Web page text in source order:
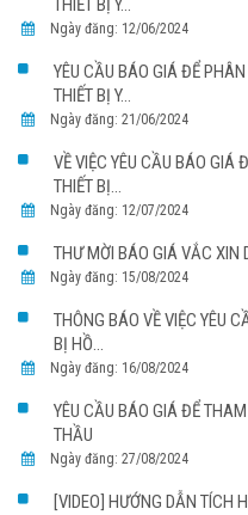
Ngày đăng: 12/06/2024
YÊU CẦU BÁO GIÁ ĐỂ
THIẾT BỊ Y...
Ngày đăng: 21/06/2024
VỀ VIỆC YÊU CẦU BÁO GIÁ
THIẾT BỊ...
Ngày đăng: 12/07/2024
THƯ MỜI BÁO GIÁ VẮC XIN
Ngày đăng: 15/08/2024
THÔNG BÁO VỀ VIỆC YÊU
BỊ HỒ...
Ngày đăng: 16/08/2024
YÊU CẦU BÁO GIÁ ĐỂ
THẦU
Ngày đăng: 27/08/2024
[VIDEO] HƯỚNG DẪN TÍCH